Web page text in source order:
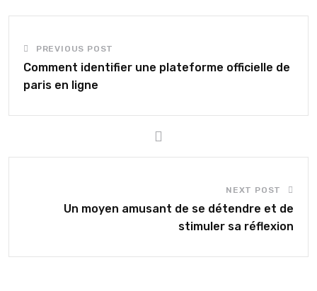
PREVIOUS POST
Comment identifier une plateforme officielle de
paris en ligne
NEXT POST
Un moyen amusant de se détendre et de
stimuler sa réflexion